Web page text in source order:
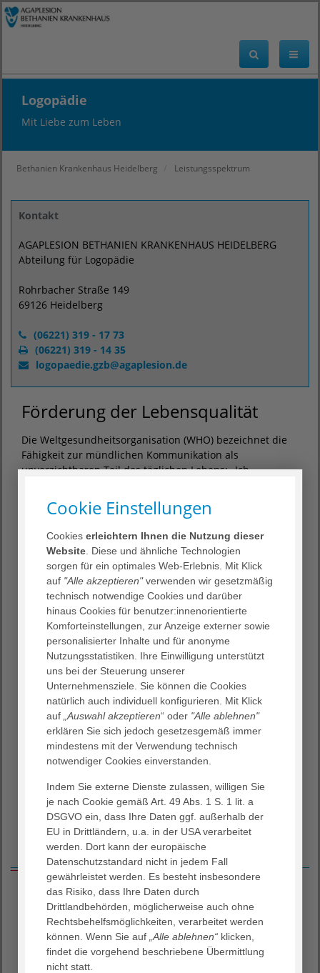
Logopädie
Mit Liebe zum Leben
Bethanien Krankenhaus Heidelberg Leistungsspektrum
Kontakt
AGAPLESION BETHANIEN KRANKENHAUS HEIDELBERG
Abteilung für Logopädie
Rohrbacher Straße 149
69126 Heidelberg
(06221) 319 - 17 73
(06221) 319 - 14 35
logopaedie.gzb@agaplesion.de
Förderung der Lebensqualität
Die Weltgesundheitsorganisation (WHO) bezeichnet die
Fähigkeit zur mündlichen Kommunikation als
unverzichtbaren Teil des täglichen Lebens: „Ich
Logopäd:innen behandeln Menschen, bei denen eine
Sprach-, Sprech- oder Schluckstörung vorliegt. Die
Behandlung hat zum Ziel, die Kommunikations- und/oder
Schluckfähigkeit zu verbessern und – wo notwendig –
Kompensationsmöglichkeiten anzubieten. Dabei wird
über die biologische Funktionen der Nahrungsaufnahme
wie Essen und Trinken hinaus an Alltagsaktivitäten und
sozialer Teilhabe gearbeitet, um die Lebensqualität
älterer Menschen zu verbessern.
Schwierigkeiten beim Schlucken können als Folge eines
Schlaganfalls, aber auch im Rahmen einer Vielzahl
anderer Erkrankungen auftreten. Nicht immer fallen
diese Probleme sofort auf. Kommt es zum Verschlucken,
was auch still, d. h. ohne Symptome erfolgen kann,
können Infektionen der Lunge, eine
Lungenentzündung, die Folge sein. Anhand der
Untersuchungsergebnisse können diese Komplikationen
vermindert und die Therapie zielgerichtet geplant
werden.
Diagnostik & Einsatzgebiete
Einsatzgebiete
Akutgeriatrie (inkl. Schlaganfall-, Demenz- und
Palliativstation)
Geriatrische Rehabilitation (stationär, ambulant)
Cookie Einstellungen
Cookieserleichtern Ihnen die Nutzung dieser
Website . Diese und ähnliche Technologien
sorgen für ein optimales Web-Erlebnis. Mit Klick
auf "Alle akzeptieren"verwenden wir gesetzmäßig
technisch notwendige Cookies und darüber
hinaus Cookies für benutzer:innenorientierte
Komforteinstellungen, zur Anzeige externer sowie
personalisierter Inhalte und für anonyme
Nutzungsstatistiken. Ihre Einwilligung unterstützt
uns bei der Steuerung unserer
Unternehmensziele. Sie können die Cookies
natürlich auch individuell konfigurieren. Mit Klick
auf „Auswahl akzeptieren“ oder "Alle ablehnen"
erklären Sie sich jedoch gesetzesgemäß immer
mindestens mit der Verwendung technisch
notwendiger Cookies einverstanden.
Indem Sie externe Dienste zulassen, willigen Sie
je nach Cookie gemäß Art. 49 Abs. 1 S. 1 lit. a
DSGVO ein, dass Ihre Daten ggf. außerhalb der
EU in Drittländern, u.a. in der USA verarbeitet
werden. Dort kann der europäische
Datenschutzstandard nicht in jedem Fall
gewährleistet werden. Es besteht insbesondere
das Risiko, dass Ihre Daten durch
Drittlandbehörden, möglicherweise auch ohne
Rechtsbehelfsmöglichkeiten, verarbeitet werden
können. Wenn Sie auf „Alle ablehnen“ klicken,
findet die vorgehend beschriebene Übermittlung
nicht statt.